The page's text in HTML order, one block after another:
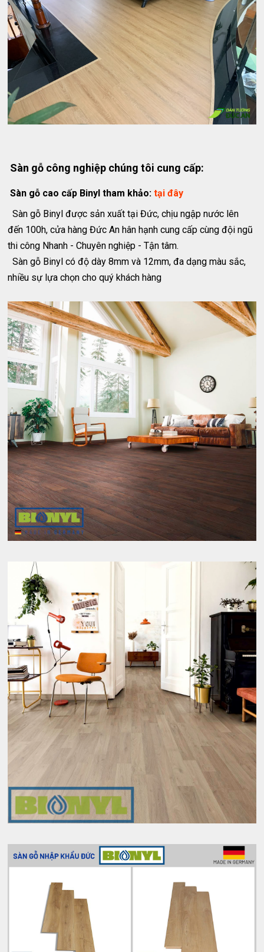
Sàn gỗ công nghiệp chúng tôi cung cấp:
Sàn gỗ cao cấp Binyl tham khảo:tại đây
Sàn gỗ Binyl được sản xuất tại Đức, chịu ngập nước lên
đến 100h, cửa hàng Đức An hân hạnh cung cấp cùng đội ngũ
thi công Nhanh - Chuyên nghiệp - Tận tâm.
Sàn gỗ Binyl có độ dày 8mm và 12mm, đa dạng màu sắc,
nhiều sự lựa chọn cho quý khách hàng